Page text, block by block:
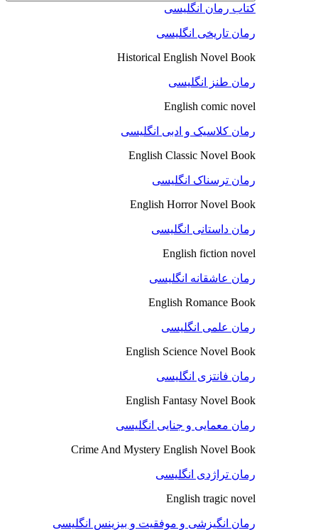
کتاب رمان انگلیسی
رمان تاریخی انگلیسی
Historical English Novel Book
رمان طنز انگلیسی
English comic novel
رمان کلاسیک و ادبی انگلیسی
English Classic Novel Book
رمان ترسناک انگلیسی
English Horror Novel Book
رمان داستانی انگلیسی
English fiction novel
رمان عاشقانه انگلیسی
English Romance Book
رمان علمی انگلیسی
English Science Novel Book
رمان فانتزی انگلیسی
English Fantasy Novel Book
رمان معمایی و جنایی انگلیسی
Crime And Mystery English Novel Book
رمان تراژدی انگلیسی
English tragic novel
رمان انگیزشی و موفقیت و بیزینس انگلیسی